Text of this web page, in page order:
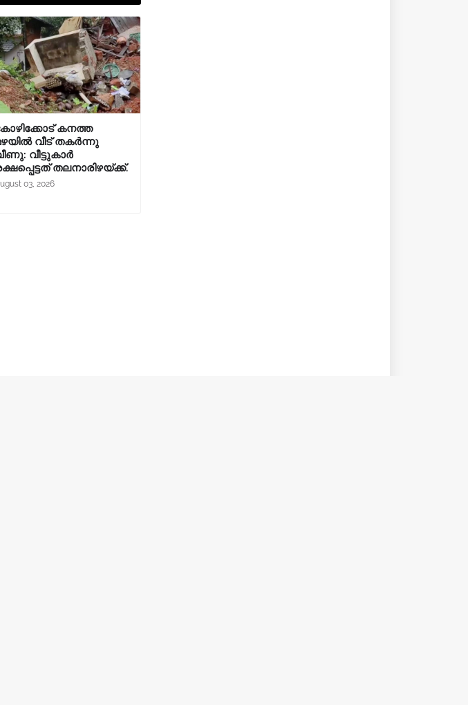
കനത്ത
വീട് തകർന്നു
വീട്ടുകാർ
തലനാരിഴയ്ക്ക്.
03, 2026